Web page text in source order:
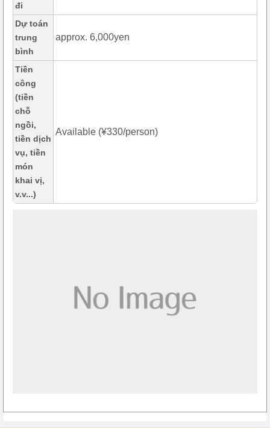
đi
Dự toán
trung
bình
approx. 6,000yen
Tiền
công
(tiền
chỗ
ngồi,
tiền dịch
vụ, tiền
món
khai vị,
v.v...)
Available (¥330/person)